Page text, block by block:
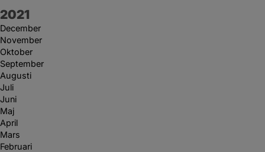
År:
2021
December
November
Oktober
September
Augusti
Juli
Juni
Maj
April
Mars
Februari